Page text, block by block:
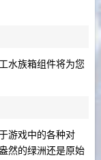
水族箱组件将为您
游戏中的各种对
然的绿洲还是原始